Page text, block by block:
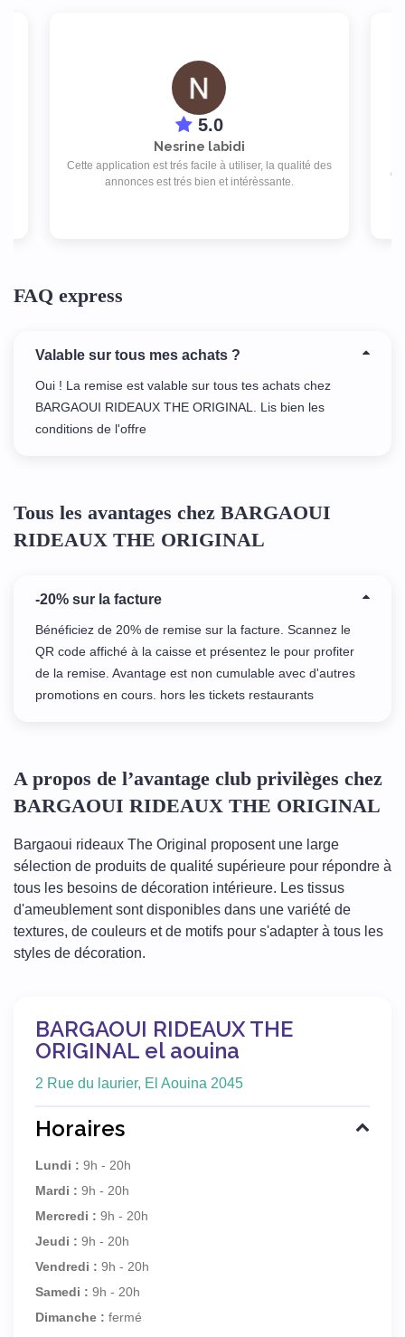
5.0
Nesrine labidi
Cette application est trés facile à utiliser, la qualité des
annonces est trés bien et intérèssante.
FAQ express
Valable sur tous mes achats ?
Oui ! La remise est valable sur tous tes achats chez
BARGAOUI RIDEAUX THE ORIGINAL. Lis bien les
conditions de l'offre
Tous les avantages chez BARGAOUI
RIDEAUX THE ORIGINAL
-20% sur la facture
Bénéficiez de 20% de remise sur la facture. Scannez le
QR code affiché à la caisse et présentez le pour profiter
de la remise. Avantage est non cumulable avec d'autres
promotions en cours. hors les tickets restaurants
A propos de l’avantage club privilèges chez
BARGAOUI RIDEAUX THE ORIGINAL
Bargaoui rideaux The Original proposent une large
sélection de produits de qualité supérieure pour répondre à
tous les besoins de décoration intérieure. Les tissus
d'ameublement sont disponibles dans une variété de
textures, de couleurs et de motifs pour s'adapter à tous les
styles de décoration.
BARGAOUI RIDEAUX THE
ORIGINAL el aouina
2 Rue du laurier, El Aouina 2045
Horaires
Lundi : 9h - 20h
Mardi : 9h - 20h
Mercredi : 9h - 20h
Jeudi : 9h - 20h
Vendredi : 9h - 20h
Samedi : 9h - 20h
Dimanche : fermé